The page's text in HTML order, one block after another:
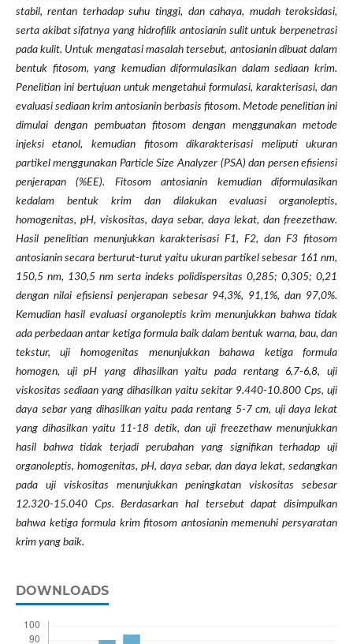
stabil, rentan terhadap suhu tinggi, dan cahaya, mudah teroksidasi,
serta akibat sifatnya yang hidrofilik antosianin sulit untuk berpenetrasi
pada kulit. Untuk mengatasi masalah tersebut, antosianin dibuat dalam
bentuk fitosom, yang kemudian diformulasikan dalam sediaan krim.
Penelitian ini bertujuan untuk mengetahui formulasi, karakterisasi, dan
evaluasi sediaan krim antosianin berbasis fitosom. Metode penelitian ini
dimulai dengan pembuatan fitosom dengan menggunakan metode
injeksi etanol, kemudian fitosom dikarakterisasi meliputi ukuran
partikel menggunakan Particle Size Analyzer (PSA) dan persen efisiensi
penjerapan (%EE). Fitosom antosianin kemudian diformulasikan
kedalam bentuk krim dan dilakukan evaluasi organoleptis,
homogenitas, pH, viskositas, daya sebar, daya lekat, dan freezethaw.
Hasil penelitian menunjukkan karakterisasi F1, F2, dan F3 fitosom
antosianin secara berturut-turut yaitu ukuran partikel sebesar 161 nm,
150,5 nm, 130,5 nm serta indeks polidispersitas 0,285; 0,305; 0,21
dengan nilai efisiensi penjerapan sebesar 94,3%, 91,1%, dan 97,0%.
Kemudian hasil evaluasi organoleptis krim menunjukkan bahwa tidak
ada perbedaan antar ketiga formula baik dalam bentuk warna, bau, dan
tekstur, uji homogenitas menunjukkan bahawa ketiga formula
homogen, uji pH yang dihasilkan yaitu pada rentang 6,7-6,8, uji
viskositas sediaan yang dihasilkan yaitu sekitar 9.440-10.800 Cps, uji
daya sebar yang dihasilkan yaitu pada rentang 5-7 cm, uji daya lekat
yang dihasilkan yaitu 11-18 detik, dan uji freezethaw menunjukkan
hasil bahwa tidak terjadi perubahan yang signifikan terhadap uji
organoleptis, homogenitas, pH, daya sebar, dan daya lekat, sedangkan
pada uji viskositas menunjukkan peningkatan viskositas sebesar
12.320-15.040 Cps. Berdasarkan hal tersebut dapat disimpulkan
bahwa ketiga formula krim fitosom antosianin memenuhi persyaratan
krim yang baik.
DOWNLOADS